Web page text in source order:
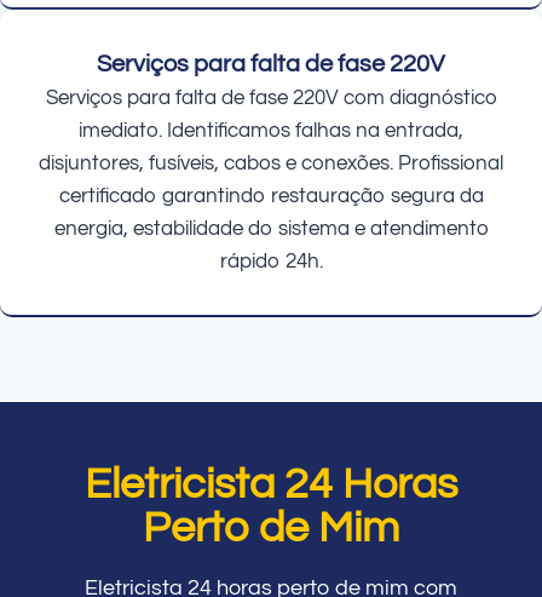
Serviços para falta de fase 220V
Serviços para falta de fase 220V com diagnóstico
imediato. Identificamos falhas na entrada,
disjuntores, fusíveis, cabos e conexões. Profissional
certificado garantindo restauração segura da
energia, estabilidade do sistema e atendimento
rápido 24h.
Eletricista 24 Horas
Perto de Mim
Eletricista 24 horas perto de mim com